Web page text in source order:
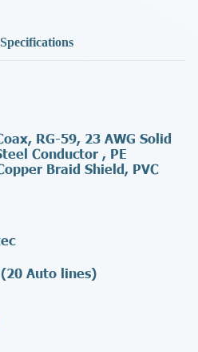
Specifications
RG-59, 23 AWG Solid
Conductor , PE
Braid Shield, PVC
(20 Auto lines)